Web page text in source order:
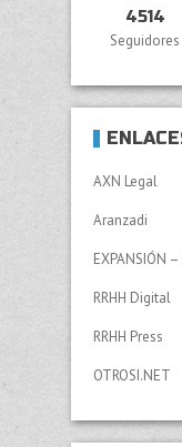
4514
Seguidores
AXN Legal
Aranzadi
EXPANSIÓN
RRHH Digital
RRHH Press
OTROSI.NET